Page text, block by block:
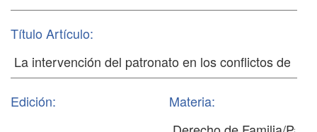
Título Artículo:
Edición: Materia: